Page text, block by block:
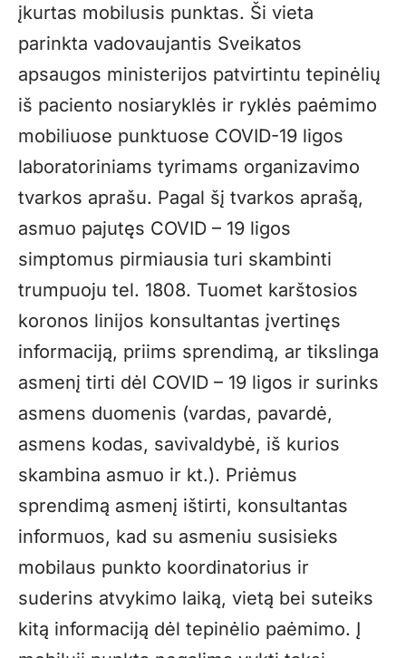
įkurtas mobilusis punktas. Ši vieta
parinkta vadovaujantis Sveikatos
apsaugos ministerijos patvirtintu tepinėlių
iš paciento nosiaryklės ir ryklės paėmimo
mobiliuose punktuose COVID-19 ligos
laboratoriniams tyrimams organizavimo
tvarkos aprašu. Pagal šį tvarkos aprašą,
asmuo pajutęs COVID – 19 ligos
simptomus pirmiausia turi skambinti
trumpuoju tel. 1808. Tuomet karštosios
koronos linijos konsultantas įvertinęs
informaciją, priims sprendimą, ar tikslinga
asmenį tirti dėl COVID – 19 ligos ir surinks
asmens duomenis (vardas, pavardė,
asmens kodas, savivaldybė, iš kurios
skambina asmuo ir kt.). Priėmus
sprendimą asmenį ištirti, konsultantas
informuos, kad su asmeniu susisieks
mobilaus punkto koordinatorius ir
suderins atvykimo laiką, vietą bei suteiks
kitą informaciją dėl tepinėlio paėmimo. Į